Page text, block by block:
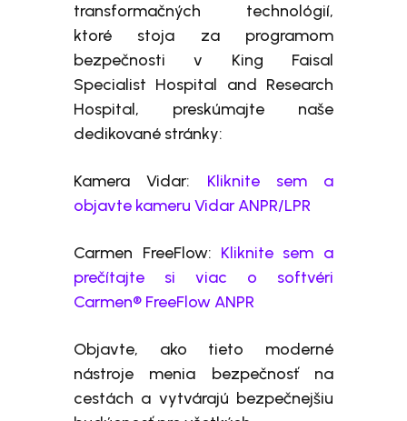
transformačných technológií,
ktoré stoja za programom
bezpečnosti v King Faisal
Specialist Hospital and Research
Hospital, preskúmajte naše
dedikované stránky:
Kamera Vidar: Kliknite sem a
objavte kameru Vidar ANPR/LPR
Carmen FreeFlow: Kliknite sem a
prečítajte si viac o softvéri
Carmen® FreeFlow ANPR
Objavte, ako tieto moderné
nástroje menia bezpečnosť na
cestách a vytvárajú bezpečnejšiu